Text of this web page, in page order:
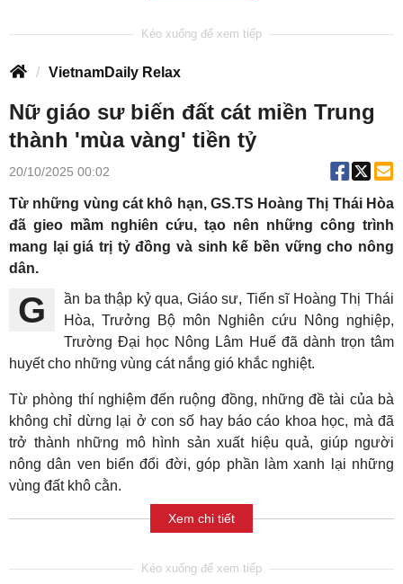
VietnamDaily Relax
Nữ giáo sư biến đất cát miền Trung
thành 'mùa vàng' tiền tỷ
20/10/2025 00:02
Từ những vùng cát khô hạn, GS.TS Hoàng Thị Thái Hòa
đã gieo mầm nghiên cứu, tạo nên những công trình
mang lại giá trị tỷ đồng và sinh kế bền vững cho nông
dân.
Gần ba thập kỷ qua, Giáo sư, Tiến sĩ Hoàng Thị Thái
Hòa, Trưởng Bộ môn Nghiên cứu Nông nghiệp,
Trường Đại học Nông Lâm Huế đã dành trọn tâm
huyết cho những vùng cát nắng gió khắc nghiệt.
Từ phòng thí nghiệm đến ruộng đồng, những đề tài của bà
không chỉ dừng lại ở con số hay báo cáo khoa học, mà đã
trở thành những mô hình sản xuất hiệu quả, giúp người
nông dân ven biển đổi đời, góp phần làm xanh lại những
vùng đất khô cằn.
Xem chi tiết